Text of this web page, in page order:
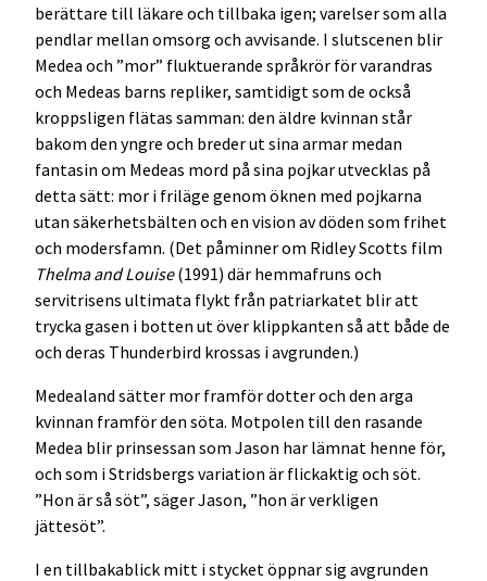
berättare till läkare och tillbaka igen; varelser som alla
pendlar mellan omsorg och avvisande. I slutscenen blir
Medea och ”mor” fluktuerande språkrör för varandras
och Medeas barns repliker, samtidigt som de också
kroppsligen flätas samman: den äldre kvinnan står
bakom den yngre och breder ut sina armar medan
fantasin om Medeas mord på sina pojkar utvecklas på
detta sätt: mor i friläge genom öknen med pojkarna
utan säkerhetsbälten och en vision av döden som frihet
och modersfamn. (Det påminner om Ridley Scotts film
Thelma and Louise(1991) där hemmafruns och
servitrisens ultimata flykt från patriarkatet blir att
trycka gasen i botten ut över klippkanten så att både de
och deras Thunderbird krossas i avgrunden.)
Medealand sätter mor framför dotter och den arga
kvinnan framför den söta. Motpolen till den rasande
Medea blir prinsessan som Jason har lämnat henne för,
och som i Stridsbergs variation är flickaktig och söt.
”Hon är så söt”, säger Jason, ”hon är verkligen
jättesöt”.
I en tillbakablick mitt i stycket öppnar sig avgrunden